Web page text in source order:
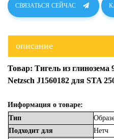
СВЯЗАТЬСЯ СЕЙЧАС
описание
Товар: Тигель из
Netzsch J1560182 для STA
Информация о товаре:
Тип
Подходит для
Нетч